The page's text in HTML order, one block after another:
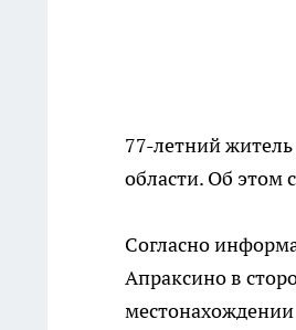
77-летний
области. Об этом
Согласно
Апраксино в